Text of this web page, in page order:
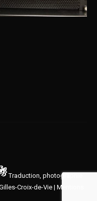
Traduction, photographie
Croix-de-Vie| Mentions